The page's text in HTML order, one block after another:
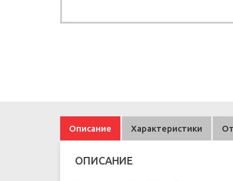
Описание Характеристики
ОПИСАНИЕ